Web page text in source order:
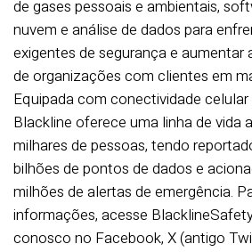
de gases pessoais e ambientais,
nuvem e análise de dados para
exigentes de segurança e aumentar
de organizações com clientes em
Equipada com conectividade
Blackline oferece uma linha de vida
milhares de pessoas, tendo
bilhões de pontos de dados e
milhões de alertas de emergência.
informações, acesse
conosco no Facebook, X (antigo